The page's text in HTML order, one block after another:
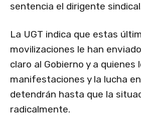
sentencia el dirigente
La UGT indica que estas
movilizaciones le han
claro al Gobierno y a quienes
manifestaciones y la lucha
detendrán hasta que la
radicalmente.